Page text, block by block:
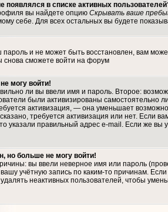
появлялся в списке активных
вы найдете опцию Скрывать ваше
себе. Для всех остальных вы будете
пароль и не может быть восстановлен, вам
снова сможете войти на форум
могу войти!
ли вы ввели имя и пароль. Второе:
были активизированы самостоятельно
активизация, — она уменьшает
требуется активизация или нет. Если
указали правильный адрес e-mail. Если же
но больше не могу войти!
вы ввели неверное имя или пароль
учётную запись по каким-то причинам.
неактивных пользователей, чтобы